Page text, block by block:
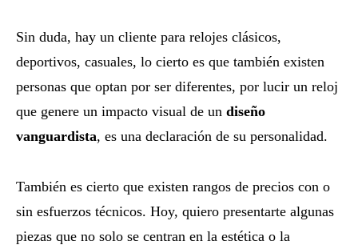
Sin duda, hay un cliente para relojes clásicos,
deportivos, casuales, lo cierto es que también existen
personas que optan por ser diferentes, por lucir un reloj
que genere un impacto visual de un diseño
vanguardista, es una declaración de su personalidad.
También es cierto que existen rangos de precios con o
sin esfuerzos técnicos. Hoy, quiero presentarte algunas
piezas que no solo se centran en la estética o la